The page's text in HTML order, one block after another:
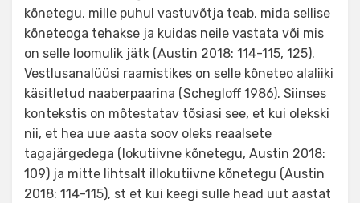
kõnetegu, mille puhul vastuvõtja teab, mida sellise
kõneteoga tehakse ja kuidas neile vastata või mis
on selle loomulik jätk (Austin 2018: 114-115, 125).
Vestlusanalüüsi raamistikes on selle kõneteo alaliiki
käsitletud naaberpaarina (Schegloff 1986). Siinses
kontekstis on mõtestatav tõsiasi see, et kui olekski
nii, et hea uue aasta soov oleks reaalsete
tagajärgedega (lokutiivne kõnetegu, Austin 2018:
109) ja mitte lihtsalt illokutiivne kõnetegu (Austin
2018: 114-115), st et kui keegi sulle head uut aastat